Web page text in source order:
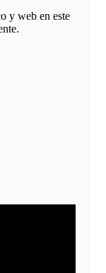
y web en este